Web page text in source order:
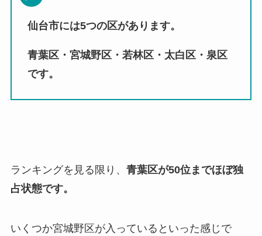
仙台市には5つの区があります。
青葉区・宮城野区・若林区・太白区・泉区
です。
ランキングを見る限り、 青葉区が50位までほぼ独
占状態です。
いくつか宮城野区が入っているといった感じで